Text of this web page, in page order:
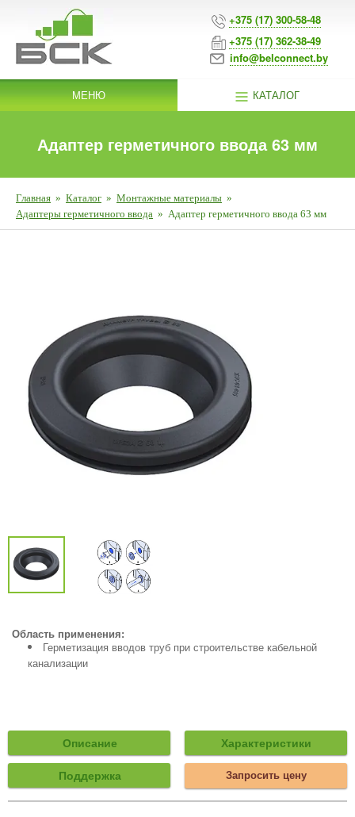
+375 (17) 300-58-48
+375 (17) 362-38-49
info@belconnect.by
МЕНЮ КАТАЛОГ
Адаптер герметичного ввода 63 мм
Главная » Каталог » Монтажные материалы »
Адаптеры герметичного ввода » Адаптер герметичного ввода 63 мм
Область применения:
Герметизация вводов труб при строительстве кабельной
канализации
Описание Характеристики
Поддержка Запросить цену